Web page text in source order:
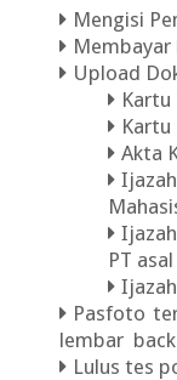
Mengisi
Upload
Kartu
Kartu
Akta
PT
Pasfoto
lembar
Lulus tes